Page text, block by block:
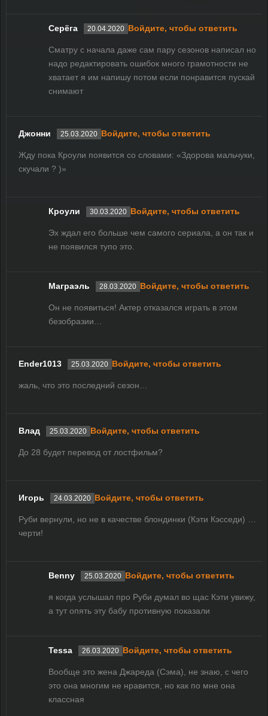
Серёга 20.04.2020 Войдите, чтобы ответить
Сматру с начала даже сам пару сезонов написал но
надо редактировать ошибок много грамотности не
хватает я им напишу потом если понравится пускай
снимают
Джонни 25.03.2020 Войдите, чтобы ответить
Жду пока Кроули появится со словами: «Здорова мальчуки,
скучали ? )»
Кроули 30.03.2020 Войдите, чтобы ответить
Эх ждал его больше чем самого сериала, а он так и
не появился тупо это.
Маграэль 28.03.2020 Войдите, чтобы ответить
Он не появиться! Актер отказался играть в этом
безобразии…
Ender1013 25.03.2020 Войдите, чтобы ответить
жаль, что это последний сезон…
Влад 25.03.2020 Войдите, чтобы ответить
До 28 будет перевод от лостфильм?
Игорь 24.03.2020 Войдите, чтобы ответить
Руби вернули, но не в качестве блондинки (Кэти Кэсседи) …
черти!
Benny 25.03.2020 Войдите, чтобы ответить
я когда услышал про Руби думал во щас Кэти увижу,
а тут опять эту бабу противную показали
Tessa 26.03.2020 Войдите, чтобы ответить
Вообще это жена Джареда (Сэма), не знаю, с чего
это она многим не нравится, но как по мне она
классная